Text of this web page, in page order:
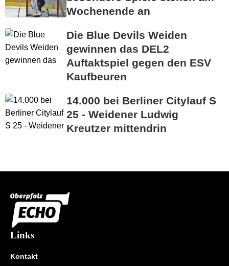
Wochenende an
Die Blue Devils Weiden
gewinnen das DEL2
Auftaktspiel gegen den ESV
Kaufbeuren
14.000 bei Berliner Citylauf S
25 - Weidener Ludwig
Kreutzer mittendrin
Links
Kontakt